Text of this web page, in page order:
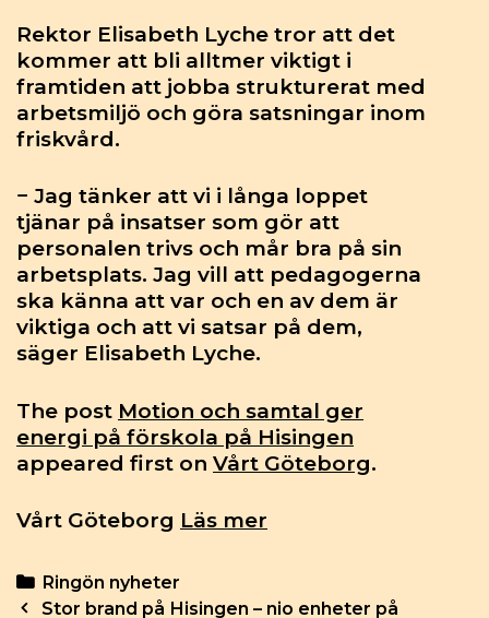
Rektor Elisabeth Lyche tror att det
kommer att bli alltmer viktigt i
framtiden att jobba strukturerat med
arbetsmiljö och göra satsningar inom
friskvård.
− Jag tänker att vi i långa loppet
tjänar på insatser som gör att
personalen trivs och mår bra på sin
arbetsplats. Jag vill att pedagogerna
ska känna att var och en av dem är
viktiga och att vi satsar på dem,
säger Elisabeth Lyche.
The post Motion och samtal ger
energi på förskola på Hisingen
appeared first on Vårt Göteborg.
Vårt Göteborg Läs mer
Categories
Ringön nyheter
PostStor brand på Hisingen – nio enheter på